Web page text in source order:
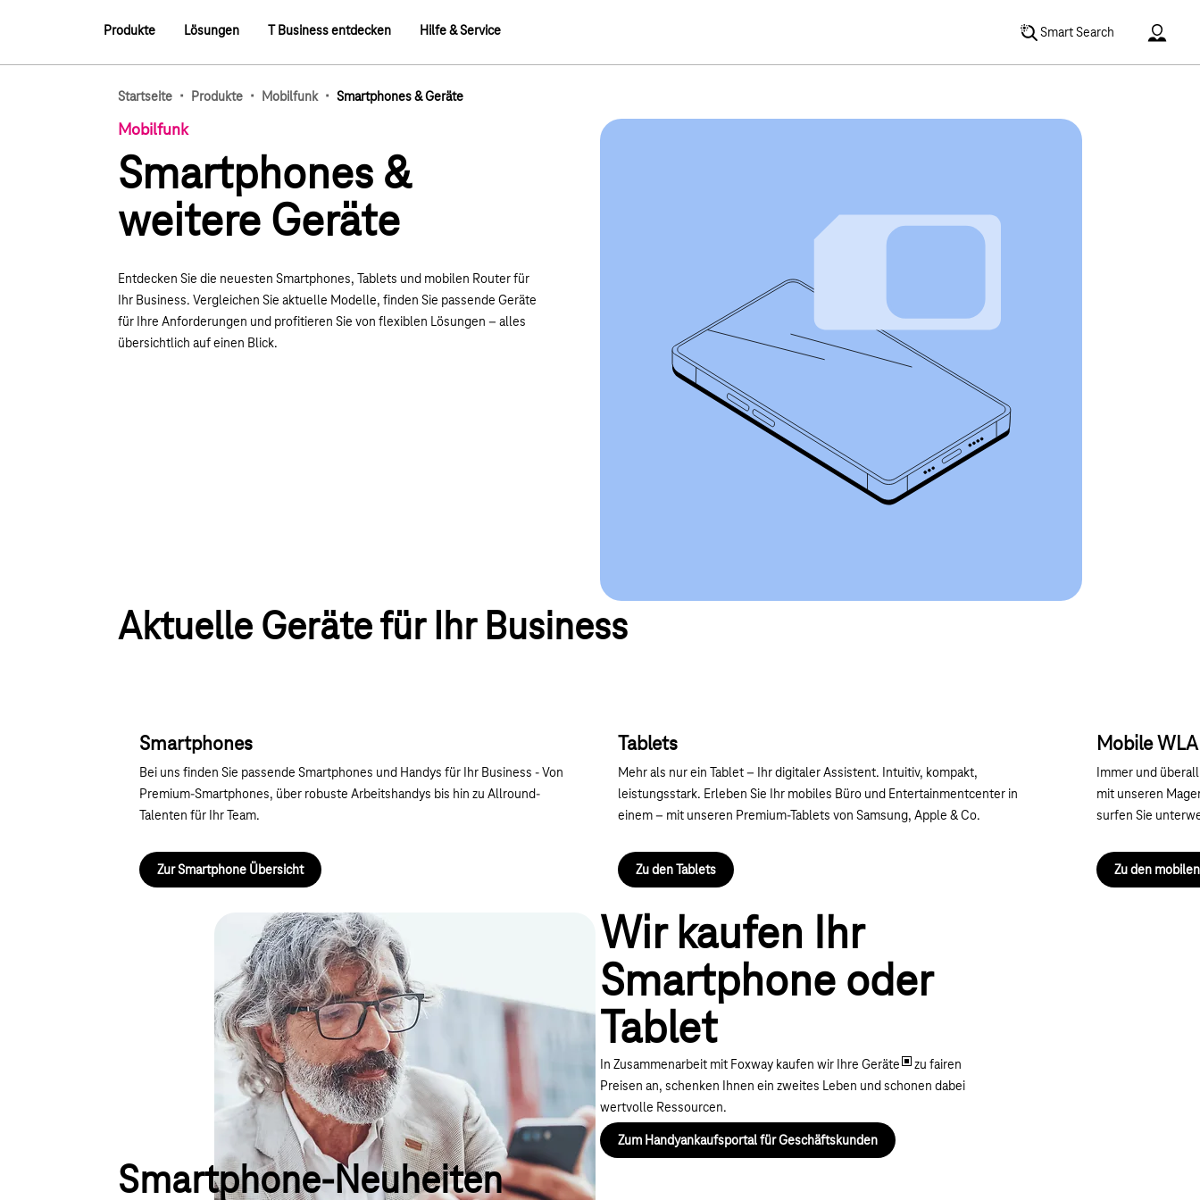
Hauptnavigation
Produkte Lösungen T Business entdecken Hilfe & Service Smart Search
Startseite · Produkte · Mobilfunk · Smartphones & Geräte
Mobilfunk
Smartphones &
weitere Geräte
Entdecken Sie die neuesten Smartphones, Tablets und mobilen Router für
Ihr Business. Vergleichen Sie aktuelle Modelle, finden Sie passende Geräte
für Ihre Anforderungen und profitieren Sie von flexiblen Lösungen – alles
übersichtlich auf einen Blick.
Aktuelle Geräte für Ihr Business
Smartphones
Bei uns finden Sie passende Smartphones und Handys für Ihr Business - Von
Premium-Smartphones, über robuste Arbeitshandys bis hin zu Allround-
Talenten für Ihr Team.
Zur Smartphone Übersicht
Tablets
Mehr als nur ein Tablet – Ihr digitaler Assistent. Intuitiv, kompakt,
leistungsstark. Erleben Sie Ihr mobiles Büro und Entertainmentcenter in
einem – mit unseren Premium-Tablets von Samsung, Apple & Co.
Zu den Tablets
Mobile
Immer und
mit unseren
surfen Sie
Zu den
Wir kaufen Ihr
Smartphone oder
Tablet
In Zusammenarbeit mit Foxway kaufen wir Ihre Geräte
zu fairen
Preisen an, schenken Ihnen ein zweites Leben und schonen dabei
wertvolle Ressourcen.
Zum Handyankaufsportal für Geschäftskunden
Smartphone-Neuheiten